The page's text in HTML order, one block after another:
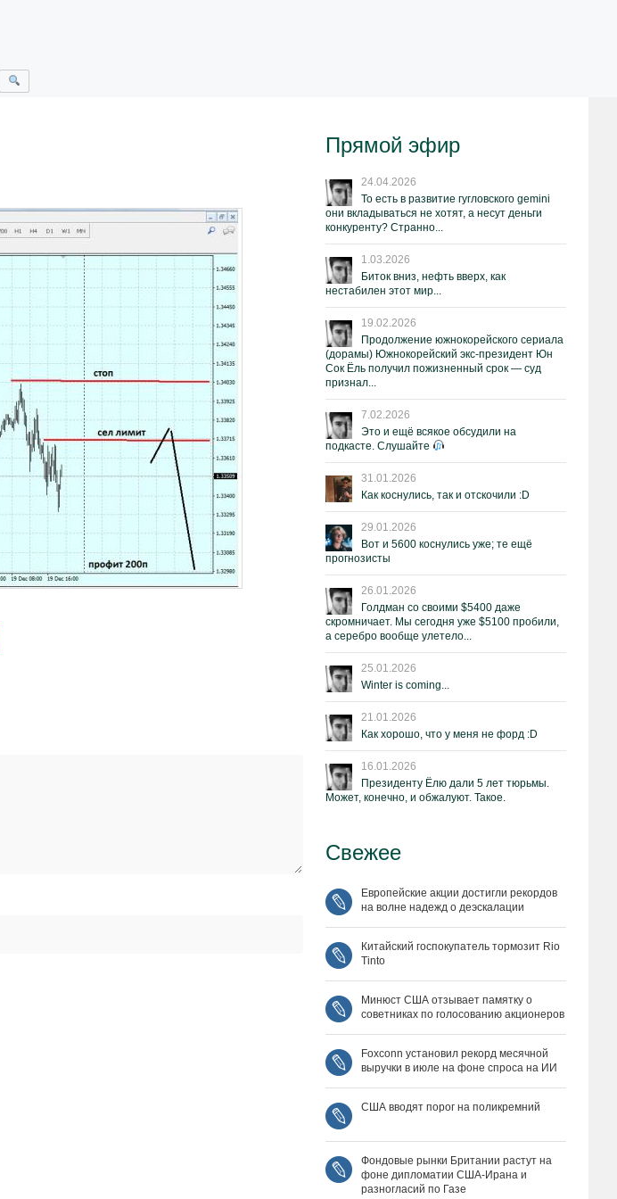
Прямой эфир
24.04.2026
То есть в развитие гугловского gemini
они вкладываться не хотят, а несут деньги
конкуренту? Странно...
1.03.2026
Биток вниз, нефть вверх, как
нестабилен этот мир...
19.02.2026
Продолжение южнокорейского сериала
(дорамы) Южнокорейский экс-президент Юн
Сок Ёль получил пожизненный срок — суд
признал...
7.02.2026
Это и ещё всякое обсудили на
подкасте. Слушайте
31.01.2026
Как коснулись, так и отскочили :D
29.01.2026
Вот и 5600 коснулись уже; те ещё
прогнозисты
26.01.2026
Голдман со своими $5400 даже
скромничает. Мы сегодня уже $5100 пробили,
а серебро вообще улетело...
25.01.2026
Winter is coming...
21.01.2026
Как хорошо, что у меня не форд :D
16.01.2026
Президенту Ёлю дали 5 лет тюрьмы.
Может, конечно, и обжалуют. Такое.
Свежее
Европейские акции достигли рекордов
на волне надежд о деэскалации
Китайский госпокупатель тормозит Rio
Tinto
Минюст США отзывает памятку о
советниках по голосованию акционеров
Foxconn установил рекорд месячной
выручки в июле на фоне спроса на ИИ
США вводят порог на поликремний
Фондовые рынки Британии растут на
фоне дипломатии США‑Ирана и
разногласий по Газе